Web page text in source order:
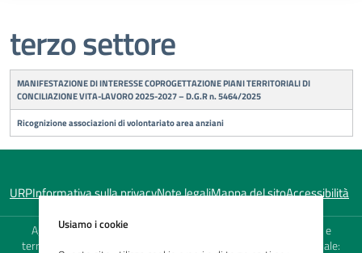
terzo settore
Titolo
MANIFESTAZIONE DI INTERESSE COPROGETTAZIONE PIANI TERRITORIALI DI
CONCILIAZIONE VITA-LAVORO 2025-2027 – D.G.R n. 5464/2025
Ricognizione associazioni di volontariato area anziani
URPInformativa sulla privacyNote legaliMappa del sitoAccessibilità
Agenzia di Tutela della Salute (ATS) della Brianza - Sede Legale e
territoriale: viale Elvezia, 2 - 20900 Monza (MB) - Sede territoriale:
Usiamo i cookie